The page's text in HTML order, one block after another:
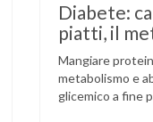
Diabete:
piatti, il
Mangiare
metabolismo e
glicemico a fine